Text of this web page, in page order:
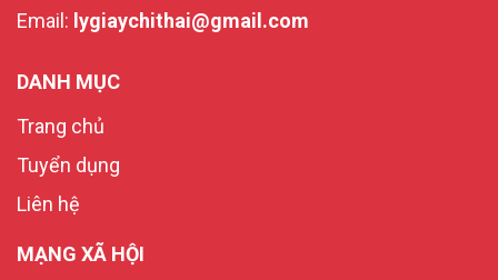
Email: lygiaychithai@gmail.com
DANH MỤC
Trang chủ
Tuyển dụng
Liên hệ
MẠNG XÃ HỘI